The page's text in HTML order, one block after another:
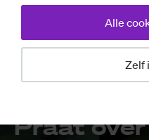
Zelf
Alle
Praat